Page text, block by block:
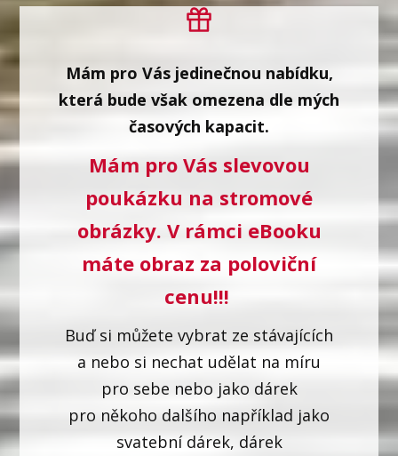
Mám pro Vás jedinečnou nabídku,
která bude však omezena dle mých
časových kapacit.
Mám pro Vás slevovou
poukázku na stromové
obrázky. V rámci eBooku
máte obraz za poloviční
cenu!!!
Buď si můžete vybrat ze stávajících
a nebo si nechat udělat na míru
pro sebe nebo jako dárek
pro někoho dalšího například jako
svatební dárek, dárek